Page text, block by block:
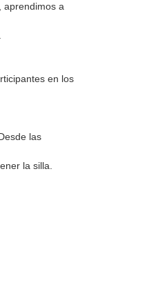
aprendimos a
en los
las
la silla.